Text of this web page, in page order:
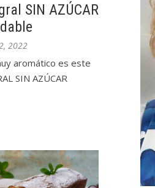
SIN AZÚCAR
2022
aromático es este
SIN AZÚCAR